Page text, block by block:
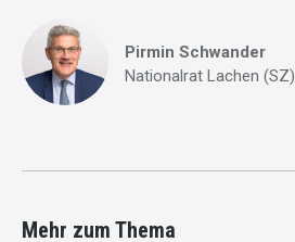
Pirmin Schwander
Nationalrat Lachen (SZ)
Mehr zum Thema